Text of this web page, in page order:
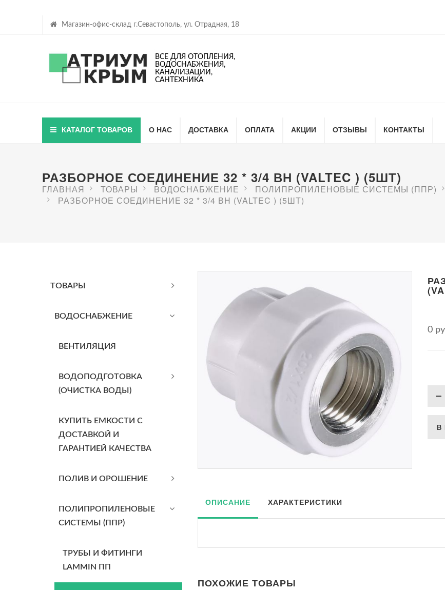
Магазин-офис-склад г.Севастополь, ул. Отрадная, 18
ВСЕ ДЛЯ ОТОПЛЕНИЯ,
ВОДОСНАБЖЕНИЯ,
КАНАЛИЗАЦИИ,
САНТЕХНИКА
КАТАЛОГ ТОВАРОВ О НАС ДОСТАВКА ОПЛАТА АКЦИИ ОТЗЫВЫ КОНТАКТЫ
РАЗБОРНОЕ СОЕДИНЕНИЕ 32 * 3/4 ВН (VALTEC ) (5ШТ)
ГЛАВНАЯ ТОВАРЫ BОДОСНАБЖЕНИЕ ПОЛИПРОПИЛЕНОВЫЕ СИСТЕМЫ (ППР)
РАЗБОРНОЕ СОЕДИНЕНИЕ 32 * 3/4 ВН (VALTEC ) (5ШТ)
ТОВАРЫ
BОДОСНАБЖЕНИЕ
ВЕНТИЛЯЦИЯ
ВОДОПОДГОТОВКА
(ОЧИСТКА ВОДЫ)
КУПИТЬ ЕМКОСТИ С
ДОСТАВКОЙ И
ГАРАНТИЕЙ КАЧЕСТВА
ПОЛИВ И ОРОШЕНИЕ
ПОЛИПРОПИЛЕНОВЫЕ
СИСТЕМЫ (ППР)
ТРУБЫ И ФИТИНГИ
LAMMIN ПП
0
В
ОПИСАНИЕ ХАРАКТЕРИСТИКИ
ПОХОЖИЕ ТОВАРЫ